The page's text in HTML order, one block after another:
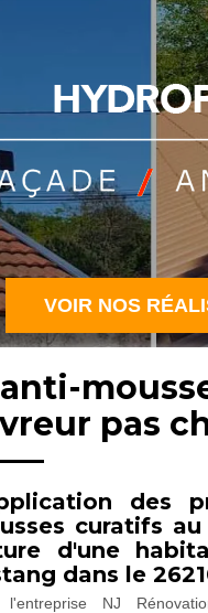
VOIR NOS
pas
des
curatifs
d'une
dans le
l'entreprise NJ